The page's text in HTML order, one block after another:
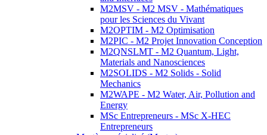
M2MSV - M2 MSV - Mathématiques
pour les Sciences du Vivant
M2OPTIM - M2 Optimisation
M2PIC - M2 Projet Innovation Conception
M2QNSLMT - M2 Quantum, Light,
Materials and Nanosciences
M2SOLIDS - M2 Solids - Solid
Mechanics
M2WAPE - M2 Water, Air, Pollution and
Energy
MSc Entrepreneurs - MSc X-HEC
Entrepreneurs